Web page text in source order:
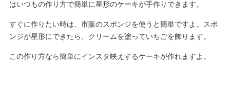
はいつもの作り方で簡単に星形のケーキが手作りできます。
すぐに作りたい時は、市販のスポンジを使うと簡単ですよ。スポ
ンジが星形にできたら、クリームを塗っていちごを飾ります。
この作り方なら簡単にインスタ映えするケーキが作れますよ。